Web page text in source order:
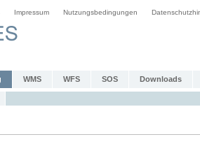
Impressum Nutzungsbedingungen
WMS WFS SOS Downloads